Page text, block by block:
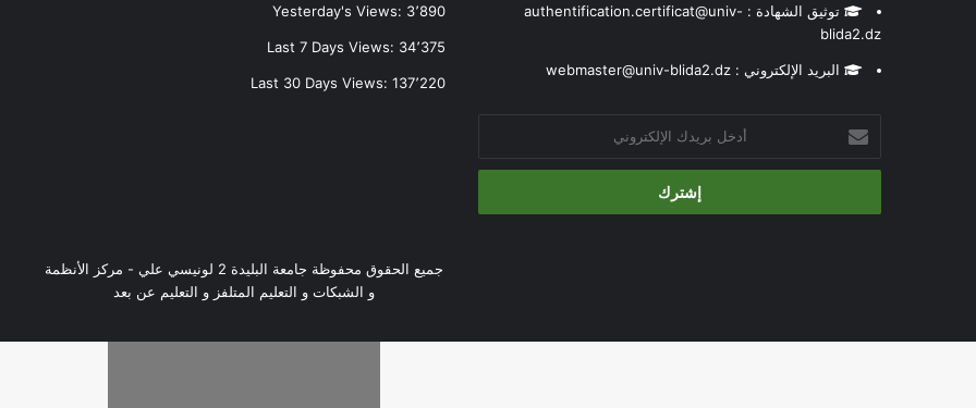
توثيق الشهادة : authentification.certificat@univ-
blida2.dz
البريد الإلكتروني : webmaster@univ-blida2.dz
بريدك
الإلكتروني
Yesterday's Views: 3٬890
Last 7 Days Views: 34٬375
Last 30 Days Views:137٬220
جميع الحقوق محفوظة جامعة البليدة 2 لونيسي علي - مركز الأنظمة
و الشبكات و التعليم المتلفز و التعليم عن بعد